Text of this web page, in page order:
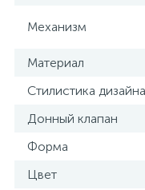
Механизм
Материал
Стилистика дизайна
Донный клапан
Форма
Цвет